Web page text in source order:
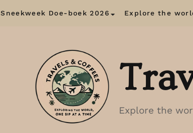
Sneekweek Doe-boek 2026 Explore the
Explore the